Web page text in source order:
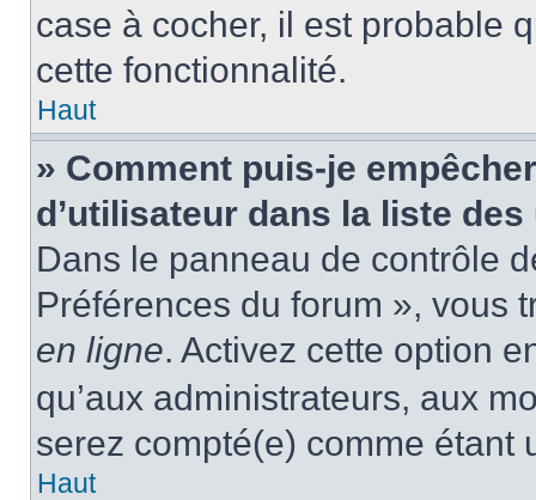
case à cocher, il est probable
cette fonctionnalité.
Haut
» Comment puis-je
d’utilisateur dans la liste
Dans le panneau de contrôle
Préférences du forum », vous
en ligne. Activez cette option
qu’aux administrateurs, aux
serez compté(e) comme étant
Haut